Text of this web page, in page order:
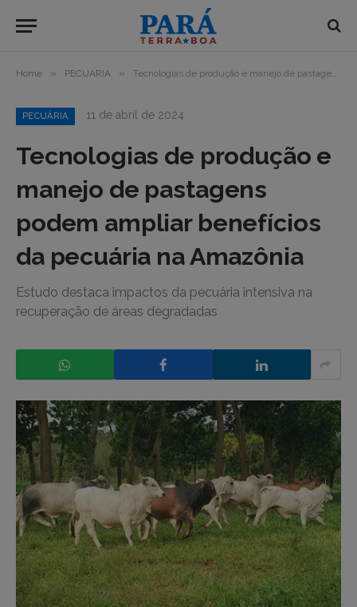
Home » PECUÁRIA » Tecnologias de produção e manejo de pastagens podem ampliar benefícios da pecuária na Amazônia
PECUÁRIA 11 de abril de 2024
Tecnologias de produção e
manejo de pastagens
podem ampliar benefícios
da pecuária na Amazônia
Estudo destaca impactos da pecuária intensiva na
recuperação de áreas degradadas